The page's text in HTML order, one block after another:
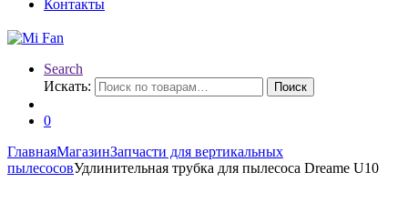
Контакты
Search
Искать:
Поиск
0
ГлавнаяМагазинЗапчасти для вертикальных
пылесосовУдлинительная трубка для пылесоса Dreame U10